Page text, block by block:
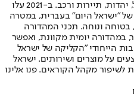
כלכלה וצרכנות, בריאות, חיילים, אוכל, יהדות, תיירות ורכב. ב-2021 עלו
"ישראל היום" בעברית, במטרה
בטוחה ונוחה. תכני המהדורה
במהדורה יומית מקוונת, ואפשר
הייחודי "הקליקה של ישראל
על מוצרים ושירותים. ישראל
לשיפור מקהל הקוראים. פנו אלינו